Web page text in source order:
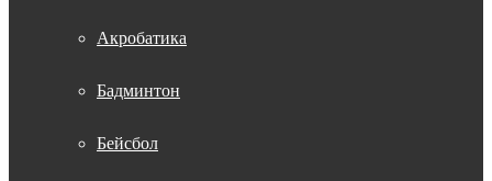
Акробатика
Бадминтон
Бейсбол